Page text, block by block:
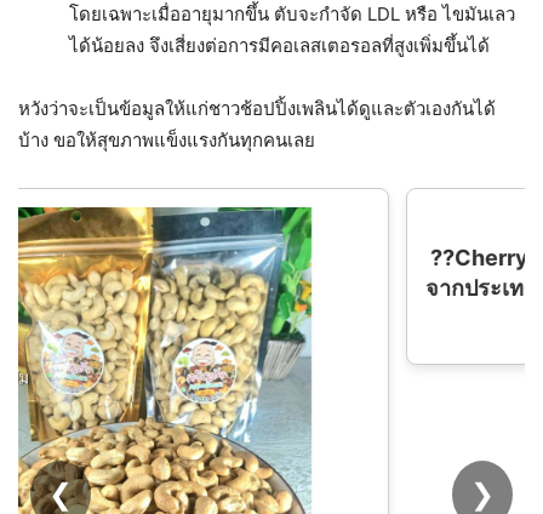
โดยเฉพาะเมื่ออายุมากขึ้น ตับจะกำจัด LDL หรือ ไขมันเลว
ได้น้อยลง จึงเสี่ยงต่อการมีคอเลสเตอรอลที่สูงเพิ่มขึ้นได้
หวังว่าจะเป็นข้อมูลให้แก่ชาวช้อปปิ้งเพลินได้ดูและตัวเองกันได้
บ้าง ขอให้สุขภาพแข็งแรงกันทุกคนเลย
??Cherry -strawberry tea10 ซอง ?? ?? นำเข้า
จากประเทศเยอรมัน ชาเพื่อสุขภาพ ชาผลไม้ เชอรี่-
สตอเบอรี่? ??
❮ ❯